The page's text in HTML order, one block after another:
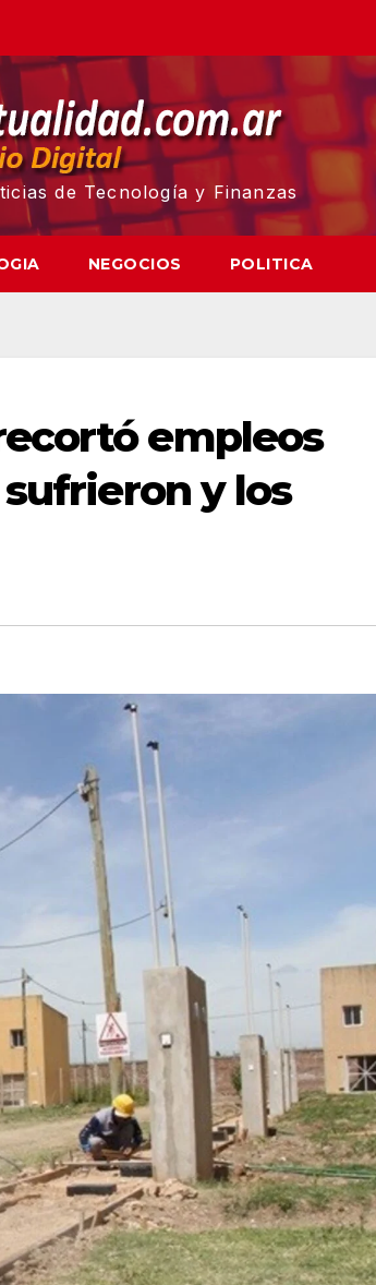
de Tecnología y Finanzas
NEGOCIOS POLITICA
empleos
y los